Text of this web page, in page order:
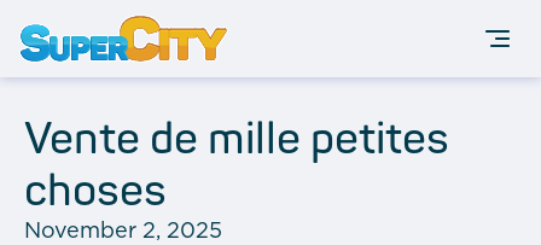
Vente de mille petites
choses
November 2, 2025